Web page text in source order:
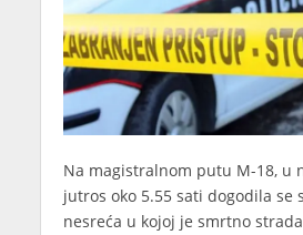
Na magistralnom putu M-18, u
jutros oko 5.55 sati dogodila se
nesreća u kojoj je smrtno